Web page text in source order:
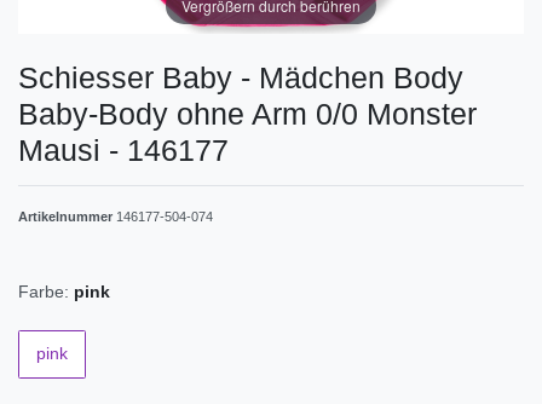
Vergrößern durch berühren
Schiesser Baby - Mädchen Body
Baby-Body ohne Arm 0/0 Monster
Mausi - 146177
Artikelnummer 146177-504-074
Farbe: pink
pink